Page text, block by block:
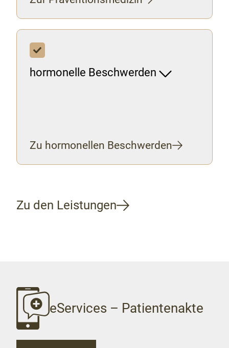
hormonelle Beschwerden
Zu hormonellen Beschwerden
Zu den Leistungen
eServices – Patientenakte